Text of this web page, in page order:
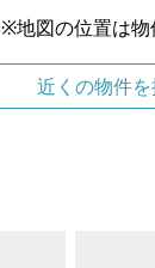
※地図の位置は物
近くの物件を